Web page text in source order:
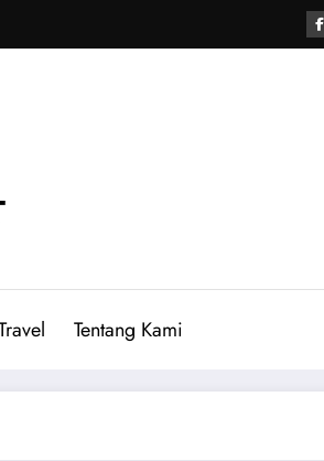
Tentang Kami